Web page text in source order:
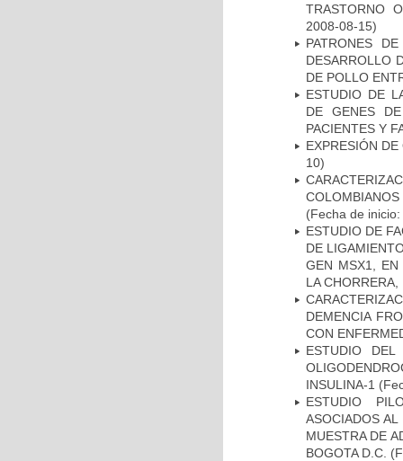
TRASTORNO
2008-08-15)
PATRONES
DESARROLLO
DE POLLO
ESTUDIO DE
DE GENES
PACIENTES Y
EXPRESIÓN
10)
(Fecha de
ESTUDIO DE
DE
GEN MSX1, EN
LA
DEMENCIA
CON
ESTUDIO
INSULINA-1
ESTUDIO
ASOCIADOS
MUESTRA DE
BOGOTA D.C.